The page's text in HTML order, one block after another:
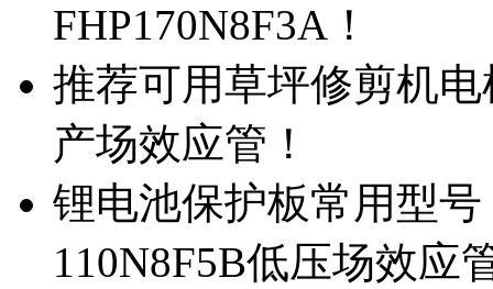
FHP170N8F3A！
推荐可用草坪修剪机电
产场效应管！
锂电池保护板常用型号
110N8F5B低压场效应